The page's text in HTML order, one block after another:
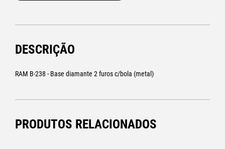
DESCRIÇÃO
RAM B-238 - Base diamante 2 furos c/bola (metal)
PRODUTOS RELACIONADOS